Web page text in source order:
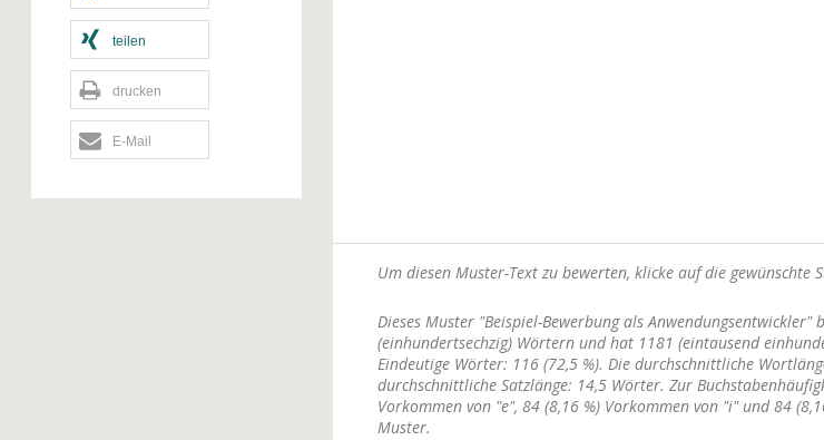
teilen
drucken
E-Mail
Um diesen Muster-Text zu bewerten, klicke auf die gewünschte
Dieses Muster "Beispiel-Bewerbung als Anwendungsentwickler"
(einhundertsechzig) Wörtern und hat 1181 (eintausend
Eindeutige Wörter: 116 (72,5 %). Die durchschnittliche
durchschnittliche Satzlänge: 14,5 Wörter. Zur
Vorkommen von "e", 84 (8,16 %) Vorkommen von "i" und 84
Muster.